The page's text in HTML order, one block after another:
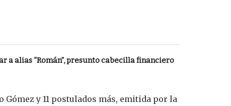
a alias “Román”, presunto cabecilla financiero
y 11 postulados más, emitida por la